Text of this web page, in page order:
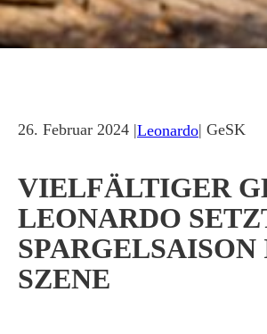
26. Februar 2024 |Leonardo| GeSK
VIELFÄLTIGER
LEONARDO
SPARGELSAISON
SZENE